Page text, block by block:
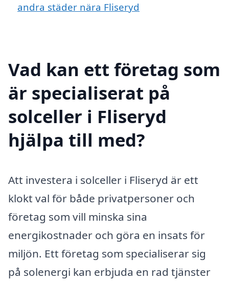
andra städer nära Fliseryd
Vad kan ett företag som
är specialiserat på
solceller i Fliseryd
hjälpa till med?
Att investera i solceller i Fliseryd är ett
klokt val för både privatpersoner och
företag som vill minska sina
energikostnader och göra en insats för
miljön. Ett företag som specialiserar sig
på solenergi kan erbjuda en rad tjänster